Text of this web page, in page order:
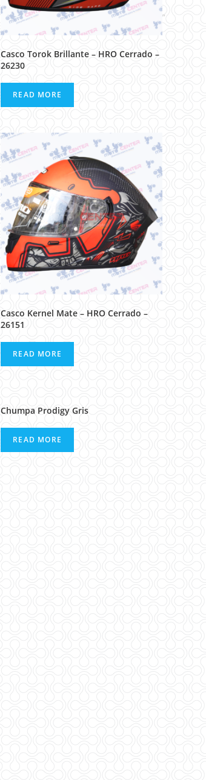
Home > Products tagged “gris”
Casco Torok Brillante – HRO Cerrado –
26230
READ MORE
Casco Kernel Mate – HRO Cerrado –
26151
READ MORE
Chumpa Prodigy Gris
READ MORE